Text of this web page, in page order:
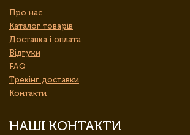
Про нас
Каталог товарів
Доставка і оплата
Відгуки
FAQ
Трекінг доставки
Контакти
НАШІ КОНТАКТИ